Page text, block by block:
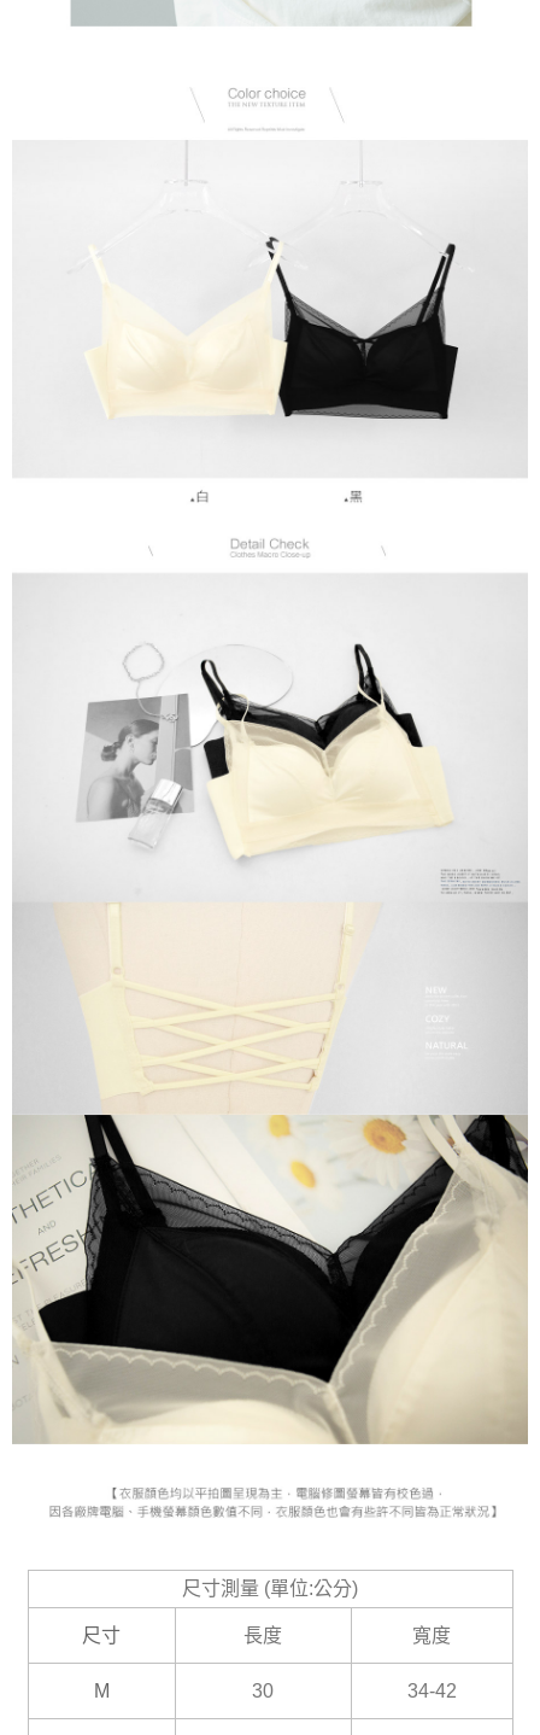
尺寸測量 (單位:公分)
尺寸 長度 寬度
M 30 34-42